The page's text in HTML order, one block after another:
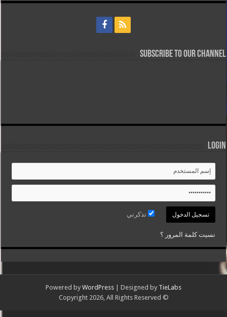
Subscribe to our Channel
Login
تذكرني
نسيت كلمة المرور ؟
Powered by WordPress | Designed by TieLabs
© Copyright 2026, All Rights Reserved